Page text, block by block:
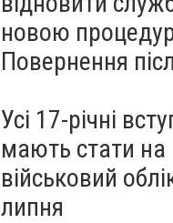
новою
Повернення
Усі 17-річні
мають стати на
військовий
липня